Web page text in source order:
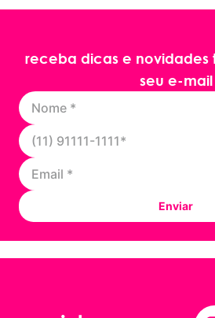
receba dicas e novidades
seu e-mail
Enviar